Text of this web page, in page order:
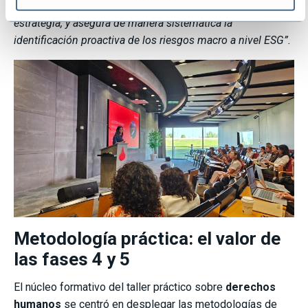
global de la compañía aporta un mayor empaque a la
estrategia, y asegura de manera sistemática la
identificación proactiva de los riesgos macro a nivel ESG”.
Metodología práctica: el valor de
las fases 4 y 5
El núcleo formativo del taller práctico sobre derechos
humanos se centró en desplegar las metodologías de